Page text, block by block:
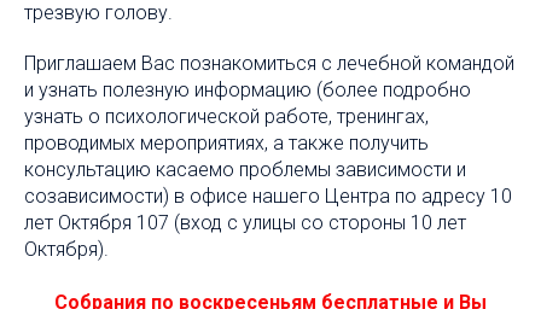
трезвую голову.
Приглашаем Вас познакомиться с лечебной командой
и узнать полезную информацию (более подробно
узнать о психологической работе, тренингах,
проводимых мероприятиях, а также получить
консультацию касаемо проблемы зависимости и
созависимости) в офисе нашего Центра по адресу 10
лет Октября 107 (вход с улицы со стороны 10 лет
Октября).
Собрания по воскресеньям бесплатные и Вы